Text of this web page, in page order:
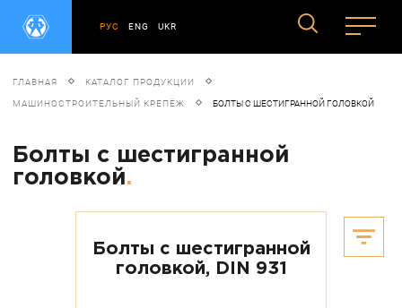
РУС ENG UKR
ГЛАВНАЯ КАТАЛОГ ПРОДУКЦИИ
МАШИНОСТРОИТЕЛЬНЫЙ КРЕПЁЖ БОЛТЫ С ШЕСТИГРАННОЙ ГОЛОВКОЙ
Болты с шестигранной
головкой.
Болты с шестигранной
головкой, DIN 931